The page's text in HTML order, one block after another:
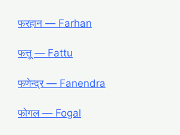
फरहान — Farhan
फत्तू — Fattu
फणेन्द्र — Fanendra
फोगल — Fogal